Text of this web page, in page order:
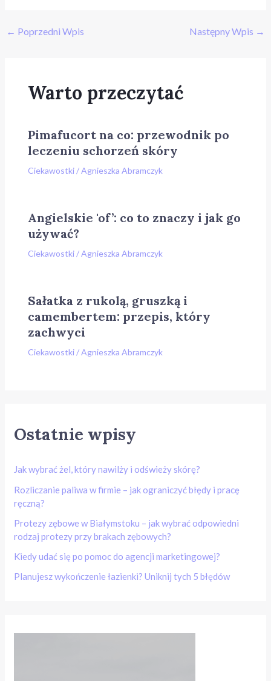
← Poprzedni Wpis Następny Wpis →
Warto przeczytać
Pimafucort na co: przewodnik po
leczeniu schorzeń skóry
Ciekawostki/Agnieszka Abramczyk
Angielskie 'of’: co to znaczy i jak go
używać?
Ciekawostki/Agnieszka Abramczyk
Sałatka z rukolą, gruszką i
camembertem: przepis, który
zachwyci
Ciekawostki/Agnieszka Abramczyk
Ostatnie wpisy
Jak wybrać żel, który nawilży i odświeży skórę?
Rozliczanie paliwa w firmie – jak ograniczyć błędy i pracę
ręczną?
Protezy zębowe w Białymstoku – jak wybrać odpowiedni
rodzaj protezy przy brakach zębowych?
Kiedy udać się po pomoc do agencji marketingowej?
Planujesz wykończenie łazienki? Uniknij tych 5 błędów